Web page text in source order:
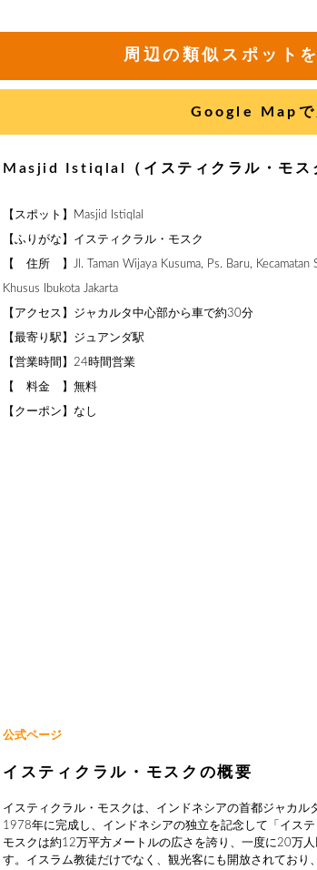
周辺の類似スポット
Google Mapで
Masjid Istiqlal（イスティクラル・モス
【スポット】Masjid Istiqlal
【ふりがな】イスティクラル・モスク
【 住所 】Jl. Taman Wijaya Kusuma, Ps. Baru, Kecamatan
Khusus Ibukota Jakarta
【アクセス】ジャカルタ中心部から車で約30分
【最寄り駅】ジュアンダ駅
【営業時間】24時間営業
【 料金 】無料
【クーポン】なし
公式ページ
イスティクラル・モスクの概要
イスティクラル・モスクは、インドネシアの首都ジャカル
1978年に完成し、インドネシアの独立を記念して「イス
モスクは約12万平方メートルの広さを誇り、一度に20万
す。イスラム教徒だけでなく、観光客にも開放されてお